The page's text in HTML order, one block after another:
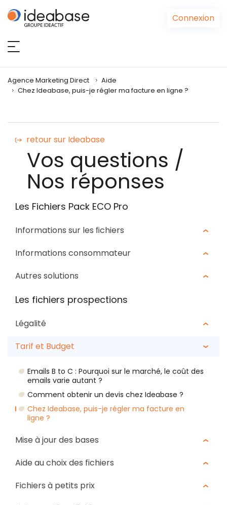
Connexion
Agence Marketing Direct
Aide
Chez Ideabase, puis-je régler ma facture en ligne ?
retour sur Ideabase
Vos questions /
Nos réponses
Les Fichiers Pack ECO Pro
Informations sur les ﬁchiers
Informations consommateur
Autres solutions
Les fichiers prospections
Légalité
Tarif et Budget
Emails B to C : Pourquoi sur le marché, le coût des
emails varie autant ?
Comment obtenir un devis chez Ideabase ?
Chez Ideabase, puis-je régler ma facture en
ligne ?
Mise à jour des bases
Aide au choix des fichiers
Fichiers à petits prix